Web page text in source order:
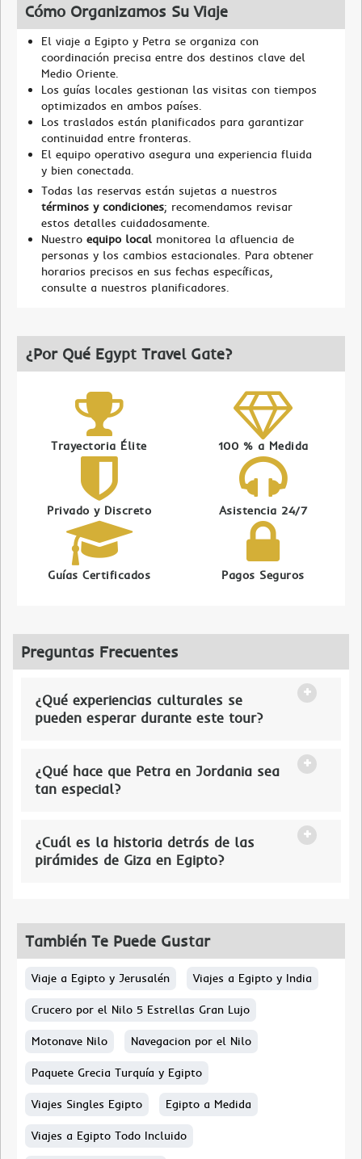
Cómo Organizamos Su Viaje
El viaje a Egipto y Petra se organiza con
coordinación precisa entre dos destinos clave del
Medio Oriente.
Los guías locales gestionan las visitas con tiempos
optimizados en ambos países.
Los traslados están planificados para garantizar
continuidad entre fronteras.
El equipo operativo asegura una experiencia fluida
y bien conectada.
Todas las reservas están sujetas a nuestros
términos y condiciones; recomendamos revisar
estos detalles cuidadosamente.
Nuestro equipo local monitorea la afluencia de
personas y los cambios estacionales. Para obtener
horarios precisos en sus fechas específicas,
consulte a nuestros planificadores.
¿Por Qué Egypt Travel Gate?
Trayectoria Élite 100 % a Medida
Privado y Discreto Asistencia 24/7
Guías Certificados Pagos Seguros
Preguntas Frecuentes
¿Qué experiencias culturales se
pueden esperar durante este tour?
¿Qué hace que Petra en Jordania sea
tan especial?
¿Cuál es la historia detrás de las
pirámides de Giza en Egipto?
También Te Puede Gustar
Viaje a Egipto y Jerusalén Viajes a Egipto y India
Crucero por el Nilo 5 Estrellas Gran Lujo
Motonave Nilo Navegacion por el Nilo
Paquete Grecia Turquía y Egipto
Viajes Singles Egipto Egipto a Medida
Viajes a Egipto Todo Incluido